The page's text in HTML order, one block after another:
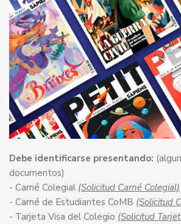
Debe identificarse presentando:
documentos)
- Carné Colegial (Solicitud Carné Colegial)
- Carné de Estudiantes CoMB (Solicitud
- Tarjeta Visa del Colegio (Solicitud